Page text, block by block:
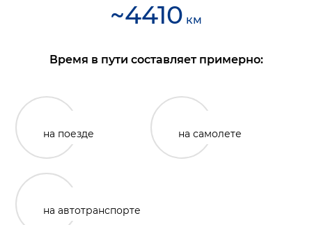
~4410 км
Время в пути составляет примерно:
на поезде на самолете
на автотранспорте